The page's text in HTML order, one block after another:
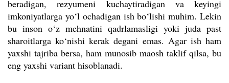
beradigan, rezyumeni kuchaytiradigan va keyingi
imkoniyatlarga yo‘l ochadigan ish bo‘lishi muhim. Lekin
bu inson o‘z mehnatini qadrlamasligi yoki juda past
sharoitlarga ko‘nishi kerak degani emas. Agar ish ham
yaxshi tajriba bersa, ham munosib maosh taklif qilsa, bu
eng yaxshi variant hisoblanadi.